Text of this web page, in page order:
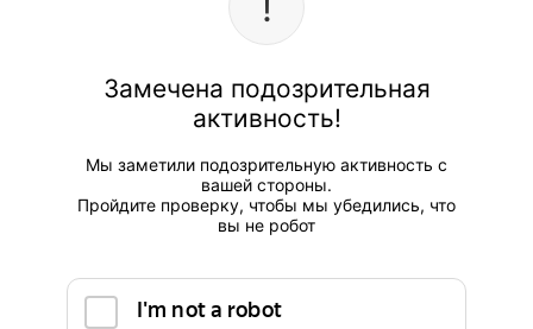
Замечена подозрительная
активность!
Мы заметили подозрительную активность с
вашей стороны.
Пройдите проверку, чтобы мы убедились, что
вы не робот